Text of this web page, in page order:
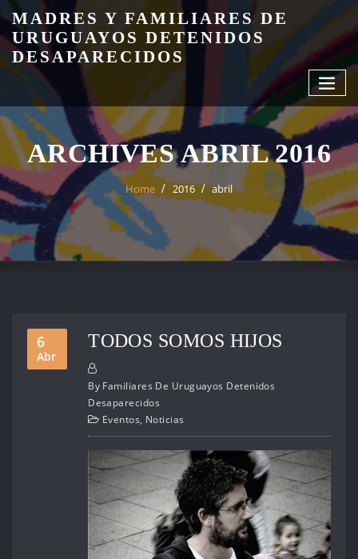
Skip
content
MADRES Y FAMILIARES DE
URUGUAYOS DETENIDOS
DESAPARECIDOS
ARCHIVES ABRIL 2016
Home 2016 abril
6
Abr
TODOS SOMOS HIJOS
By Familiares De Uruguayos Detenidos
Desaparecidos
Eventos, Noticias